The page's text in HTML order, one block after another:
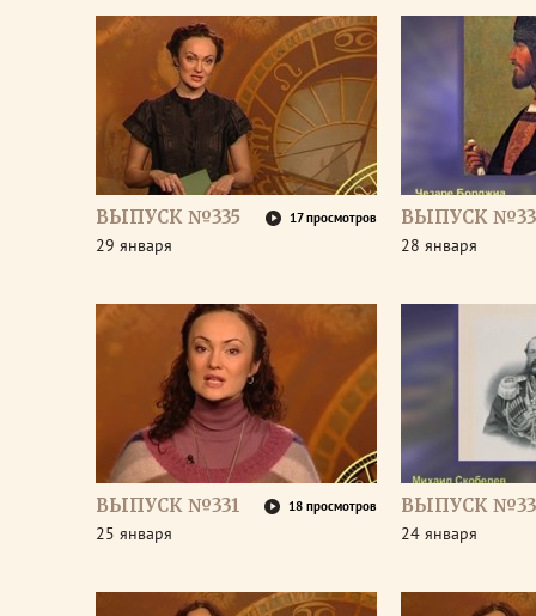
ВЫПУСК №335 17 просмотров
29 января
ВЫПУСК
28 января
ВЫПУСК №331 18 просмотров
25 января
ВЫПУСК
24 января